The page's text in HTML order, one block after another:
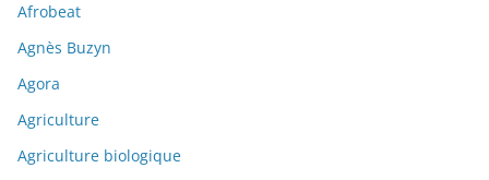
Afrobeat
Agnès Buzyn
Agora
Agriculture
Agriculture biologique